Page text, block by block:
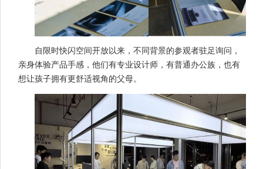
自限时快闪空间开放以来，不同背景的参观者驻足询问，
亲身体验产品手感，他们有专业设计师，有普通办公族，也有
想让孩子拥有更舒适视角的父母。